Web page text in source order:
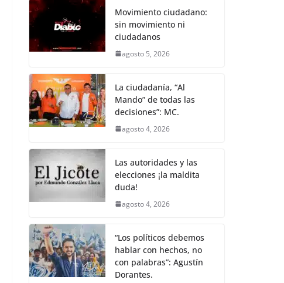
Movimiento ciudadano:
sin movimiento ni
ciudadanos
agosto 5, 2026
La ciudadanía, “Al
Mando” de todas las
decisiones”: MC.
agosto 4, 2026
Las autoridades y las
elecciones ¡la maldita
duda!
agosto 4, 2026
“Los políticos debemos
hablar con hechos, no
con palabras”: Agustín
Dorantes.